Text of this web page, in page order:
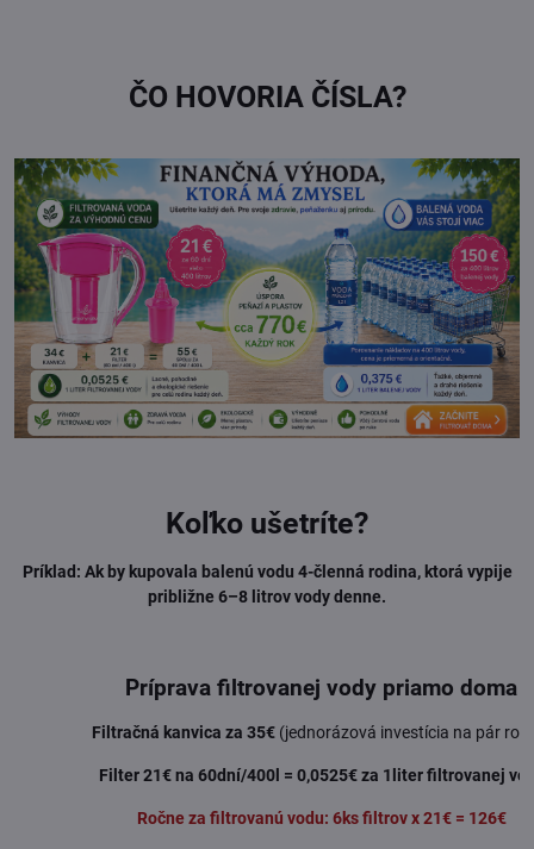
ČO HOVORIA ČÍSLA?
Koľko ušetríte?
Príklad: Ak by kupovala balenú vodu 4-členná rodina, ktorá vypije
približne 6–8 litrov vody denne.
Príprava filtrovanej vody priamo doma
Filtračná kanvica za 35€ (jednorázová investícia na pár
Filter 21€ na 60dní/400l = 0,0525€ za 1liter filtrovanej
Ročne za filtrovanú vodu: 6ks filtrov x 21€ = 126€